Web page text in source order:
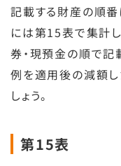
記載する財産の順番
には第15表で集計し
券・現預金の順で記
例を適用後の減額
しょう。
第15表